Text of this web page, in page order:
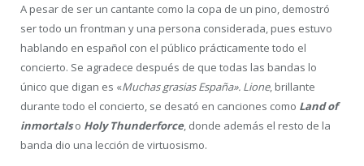
A pesar de ser un cantante como la copa de un pino, demostró
ser todo un frontman y una persona considerada, pues estuvo
hablando en español con el público prácticamente todo el
concierto. Se agradece después de que todas las bandas lo
único que digan es «Muchas grasias España». Lione, brillante
durante todo el concierto, se desató en canciones como Land of
inmortalso Holy Thunderforce, donde además el resto de la
banda dio una lección de virtuosismo.